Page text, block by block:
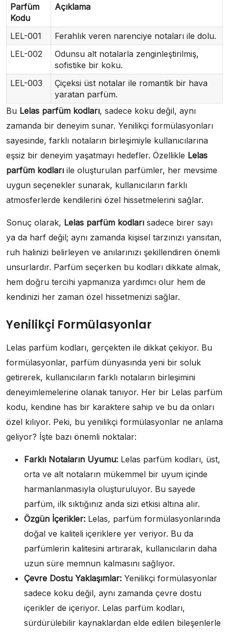
Parfüm
Kodu
Açıklama
LEL-001
Ferahlık veren narenciye notaları ile dolu.
LEL-002
Odunsu alt notalarla zenginleştirilmiş,
sofistike bir koku.
LEL-003
Çiçeksi üst notalar ile romantik bir hava
yaratan parfüm.
Bu Lelas parfüm kodları, sadece koku değil, aynı
zamanda bir deneyim sunar. Yenilikçi formülasyonları
sayesinde, farklı notaların birleşimiyle kullanıcılarına
eşsiz bir deneyim yaşatmayı hedefler. Özellikle Lelas
parfüm kodları ile oluşturulan parfümler, her mevsime
uygun seçenekler sunarak, kullanıcıların farklı
atmosferlerde kendilerini özel hissetmelerini sağlar.
Sonuç olarak, Lelas parfüm kodları sadece birer sayı
ya da harf değil; aynı zamanda kişisel tarzınızı yansıtan,
ruh halinizi belirleyen ve anılarınızı şekillendiren önemli
unsurlardır. Parfüm seçerken bu kodları dikkate almak,
hem doğru tercihi yapmanıza yardımcı olur hem de
kendinizi her zaman özel hissetmenizi sağlar.
Yenilikçi Formülasyonlar
Lelas parfüm kodları, gerçekten ile dikkat çekiyor. Bu
formülasyonlar, parfüm dünyasında yeni bir soluk
getirerek, kullanıcıların farklı notaların birleşimini
deneyimlemelerine olanak tanıyor. Her bir Lelas parfüm
kodu, kendine has bir karaktere sahip ve bu da onları
özel kılıyor. Peki, bu yenilikçi formülasyonlar ne anlama
geliyor? İşte bazı önemli noktalar:
Farklı Notaların Uyumu: Lelas parfüm kodları, üst,
orta ve alt notaların mükemmel bir uyum içinde
harmanlanmasıyla oluşturuluyor. Bu sayede
parfüm, ilk sıktığınız anda sizi etkisi altına alır.
Özgün İçerikler: Lelas, parfüm formülasyonlarında
doğal ve kaliteli içeriklere yer veriyor. Bu da
parfümlerin kalitesini artırarak, kullanıcıların daha
uzun süre memnun kalmasını sağlıyor.
Çevre Dostu Yaklaşımlar: Yenilikçi formülasyonlar
sadece koku değil, aynı zamanda çevre dostu
içerikler de içeriyor. Lelas parfüm kodları,
sürdürülebilir kaynaklardan elde edilen bileşenlerle